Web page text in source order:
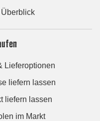
Lieferoptionen
liefern lassen
liefern lassen
im Markt